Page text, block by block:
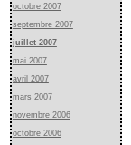
octobre 2007
septembre 2007
juillet 2007
mai 2007
avril 2007
mars 2007
novembre 2006
octobre 2006